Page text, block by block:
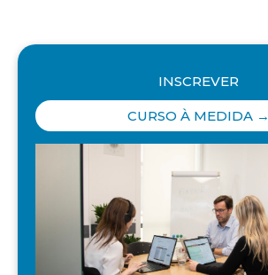
INSCREVER
CURSO À MEDIDA →